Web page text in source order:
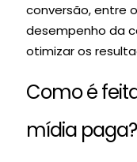
conversão, entre
desempenho da
otimizar os
Como é
mídia paga?